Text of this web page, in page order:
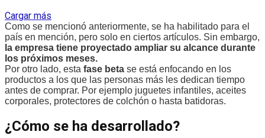
Cargar más
Como se mencionó anteriormente, se ha habilitado para el
país en mención, pero solo en ciertos artículos. Sin embargo,
la empresa tiene proyectado ampliar su alcance durante
los próximos meses.
Por otro lado, esta fase beta se está enfocando en los
productos a los que las personas más les dedican tiempo
antes de comprar. Por ejemplo juguetes infantiles, aceites
corporales, protectores de colchón o hasta batidoras.
¿Cómo se ha desarrollado?